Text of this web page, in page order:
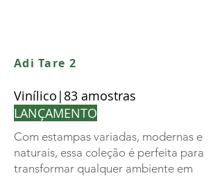
Adi Tare 2
Vinílico|83 amostras
LANÇAMENTO
Com estampas variadas, modernas e
naturais, essa coleção é perfeita para
transformar qualquer ambiente em